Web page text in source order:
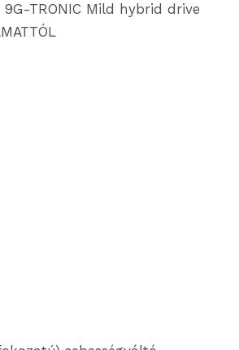
TRONIC Mild hybrid drive